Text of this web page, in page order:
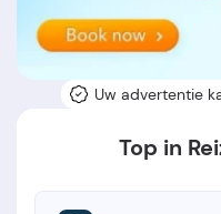
Uw advertentie
Top in